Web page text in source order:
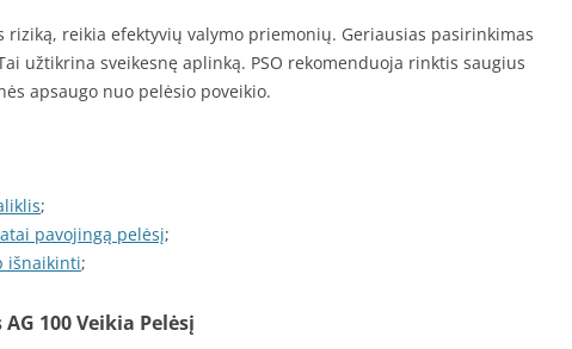
riziką, reikia efektyvių valymo priemonių. Geriausias pasirinkimas
užtikrina sveikesnę aplinką. PSO rekomenduoja rinktis saugius
apsaugo nuo pelėsio poveikio.
;
pavojingą pelėsį;
išnaikinti;
100 Veikia Pelėsį